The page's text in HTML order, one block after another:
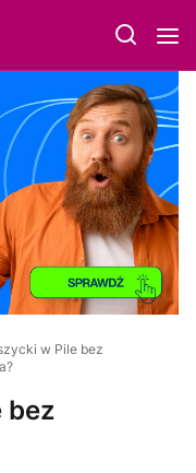
w Pile bez
bez